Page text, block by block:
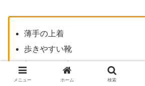
薄手の上着
歩きやすい靴
折りたたみ傘
レインコート
メニュー ホーム 検索